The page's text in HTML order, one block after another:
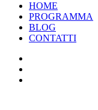
HOME
PROGRAMMA
BLOG
CONTATTI